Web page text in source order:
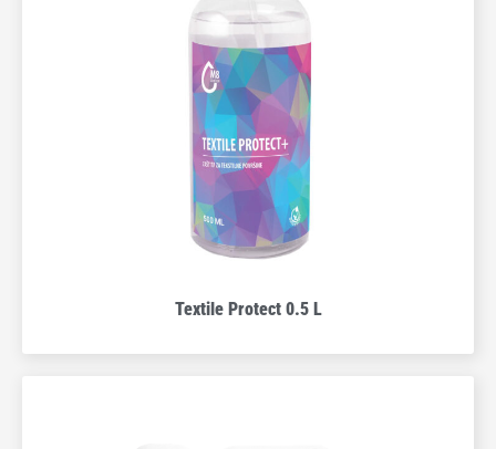
Textile Protect 0.5 L